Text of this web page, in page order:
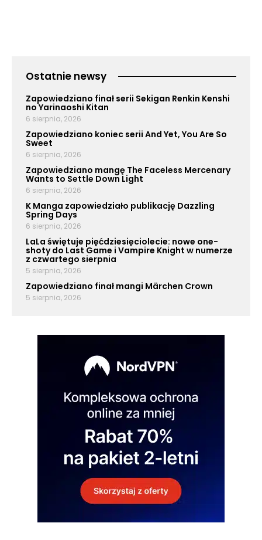
Ostatnie newsy
Zapowiedziano finał serii Sekigan Renkin Kenshi
no Yarinaoshi Kitan
6 sierpnia, 2026
Zapowiedziano koniec serii And Yet, You Are So
Sweet
6 sierpnia, 2026
Zapowiedziano mangę The Faceless Mercenary
Wants to Settle Down Light
6 sierpnia, 2026
K Manga zapowiedziało publikację Dazzling
Spring Days
6 sierpnia, 2026
LaLa świętuje pięćdziesięciolecie: nowe one-
shoty do Last Game i Vampire Knight w numerze
z czwartego sierpnia
5 sierpnia, 2026
Zapowiedziano finał mangi Märchen Crown
5 sierpnia, 2026